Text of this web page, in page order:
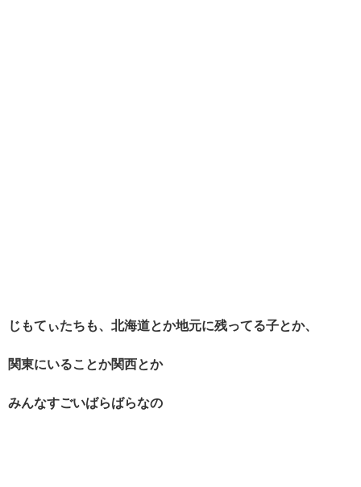
じもてぃたちも、北海道とか地元に残ってる子とか、
関東にいることか関西とか
みんなすごいばらばらなの